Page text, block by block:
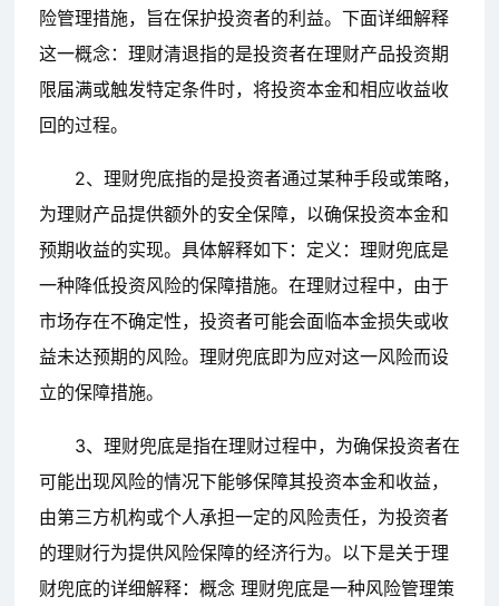
险管理措施，旨在保护投资者的利益。下面详细解释
这一概念：理财清退指的是投资者在理财产品投资期
限届满或触发特定条件时，将投资本金和相应收益收
回的过程。
2、理财兜底指的是投资者通过某种手段或策略，
为理财产品提供额外的安全保障，以确保投资本金和
预期收益的实现。具体解释如下：定义：理财兜底是
一种降低投资风险的保障措施。在理财过程中，由于
市场存在不确定性，投资者可能会面临本金损失或收
益未达预期的风险。理财兜底即为应对这一风险而设
立的保障措施。
3、理财兜底是指在理财过程中，为确保投资者在
可能出现风险的情况下能够保障其投资本金和收益，
由第三方机构或个人承担一定的风险责任，为投资者
的理财行为提供风险保障的经济行为。以下是关于理
财兜底的详细解释：概念 理财兜底是一种风险管理策